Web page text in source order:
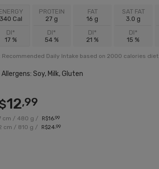
340 Cal
DI*
17 %
PROTEIN
27 g
DI*
54 %
FAT
16 g
DI*
21 %
SAT FAT
3.0 g
DI*
15 %
Recommended Daily Intake based on 2000 calories diet
Allergens: Soy, Milk, Gluten
12,99
cm / 480 g / R$16 ,99
cm / 810 g / R$24 ,99